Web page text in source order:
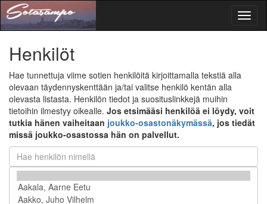
Henkilöt
Hae tunnettuja viime sotien henkilöitä kirjoittamalla tekstiä alla
olevaan täydennyskenttään ja/tai valitse henkilö kentän alla
olevasta listasta. Henkilön tiedot ja suosituslinkkejä muihin
tietoihin ilmestyy oikealle. Jos etsimääsi henkilöä ei löydy, voit
tutkia hänen vaiheitaan joukko-osastonäkymässä, jos tiedät
missä joukko-osastossa hän on palvellut.